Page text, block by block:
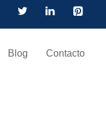
Blog Contacto